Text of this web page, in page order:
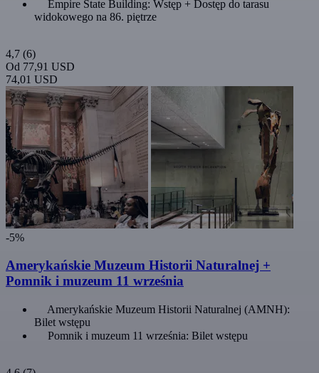
Empire State Building: Wstęp + Dostęp do tarasu
widokowego na 86. piętrze
4,7 (6)
Od 77,91 USD
74,01 USD
-5%
Amerykańskie Muzeum Historii Naturalnej +
Pomnik i muzeum 11 września
Amerykańskie Muzeum Historii Naturalnej (AMNH):
Bilet wstępu
Pomnik i muzeum 11 września: Bilet wstępu